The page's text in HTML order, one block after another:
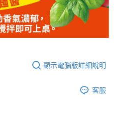
」之結帳頁面顯示為準，若有關於
關疑問，請聯繫「AFTEE先享後付
support/home
理人或監護人之同意方可使用
不足之情形，本公司將視審查結果
顯示電腦版詳細說明
客服